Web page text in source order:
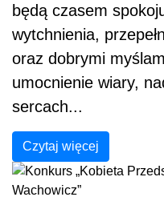
będą czasem
wytchnienia,
oraz dobrymi
umocnienie wiary,
sercach...
Czytaj więcej